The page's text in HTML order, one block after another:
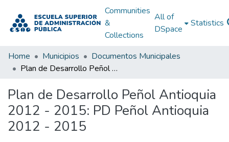
Communities
&
Collections
All of
DSpace
Statistics
Home Municipios
Documentos Municipales
Plan de Desarrollo Peñol Antioquia 2012 - 2015: PD Peñol Antioquia 2012 - 2015
Plan de Desarrollo Peñol Antioquia
2012 - 2015: PD Peñol Antioquia
2012 - 2015